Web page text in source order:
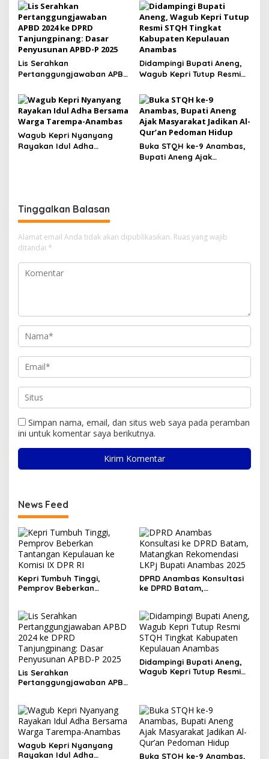
Komisi IX DPR RI LKPj Bupati Anambas 2025
Lis Serahkan
Pertanggungjawaban APBD
Tanjungpinang: Dasar
Penyusunan APBD-P 2025
Didampingi Bupati Aneng,
Wagub Kepri Tutup Resmi
Kepulauan Anambas
Wagub Kepri Nyanyang
Rayakan Idul Adha
Buka STQH ke-9 Anambas,
Bupati Aneng Ajak
Tinggalkan Balasan
Alamat email Anda tidak akan dipublikasikan. Ruas yang wajib
ditandai *
Simpan nama, email, dan situs web saya pada peramban
ini untuk komentar saya berikutnya.
News Feed
Kepri Tumbuh Tinggi,
Pemprov Beberkan
DPRD Anambas Konsultasi
ke DPRD Batam,
Lis Serahkan
Pertanggungjawaban APBD
Penyusunan APBD-P 2025
Didampingi Bupati Aneng,
Wagub Kepri Tutup Resmi
Wagub Kepri Nyanyang
Rayakan Idul Adha
Buka STQH ke-9 Anambas,